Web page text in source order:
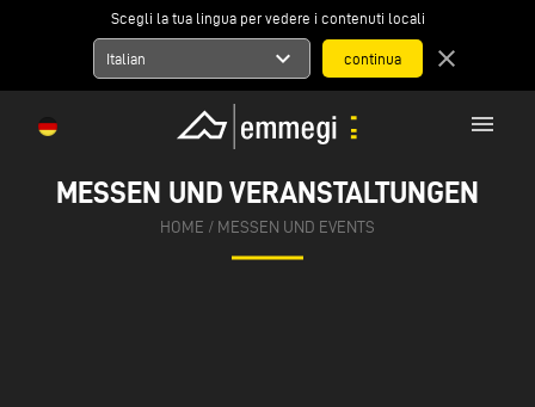
Scegli la tua lingua per vedere i contenuti locali
Italian expand_more close
menu
MESSEN UND VERANSTALTUNGEN
HOME / MESSEN UND EVENTS